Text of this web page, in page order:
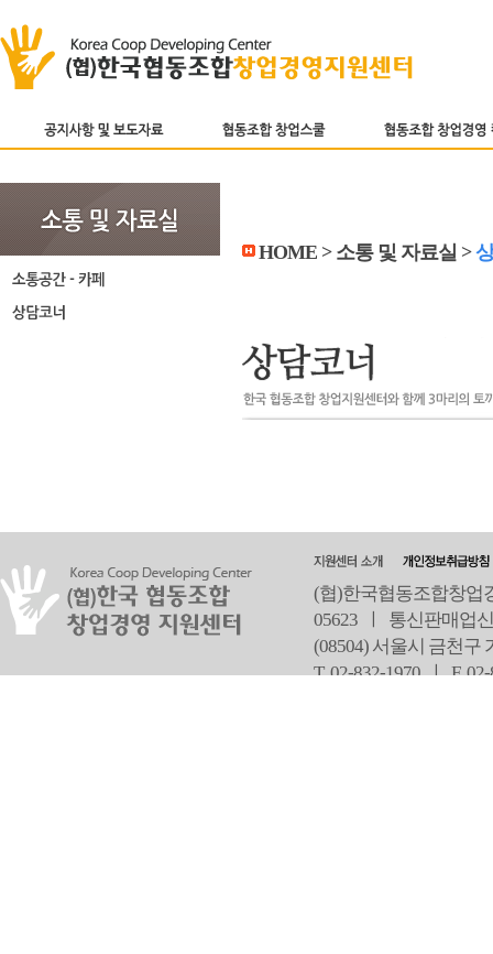
HOME > 소통 및 자료실 >
(협)한국협동조합창업
05623 ㅣ 통신판매업
(08504) 서울시 금천구
T 02-832-1970 ㅣF